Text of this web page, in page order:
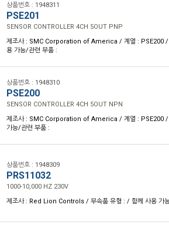
상품번호 : 1948311
PSE201
SENSOR CONTROLLER 4CH 5OUT PNP
제조사 : SMC Corporation of America / 계열 : PSE200 /
용 가능/관련 부품 :
상품번호 : 1948310
PSE200
SENSOR CONTROLLER 4CH 5OUT NPN
제조사 : SMC Corporation of America / 계열 : PSE200 /
가능/관련 부품 :
상품번호 : 1948309
PRS11032
1000-10,000 HZ 230V
제조사 : Red Lion Controls / 부속품 유형 : / 함께 사용 가